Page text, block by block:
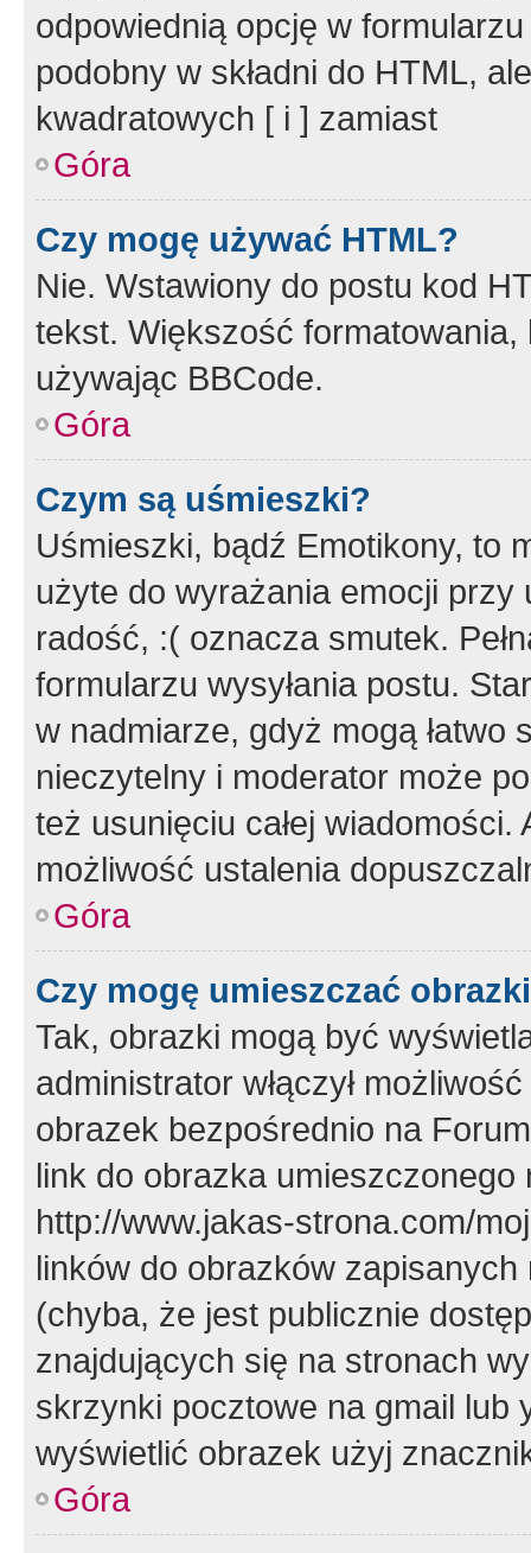
odpowiednią opcję w
podobny w składni do HTML,
kwadratowych [ i ] zamiast
Góra
Czy mogę używać HTML?
Nie. Wstawiony do postu kod
tekst. Większość
używając BBCode.
Góra
Czym są uśmieszki?
Uśmieszki, bądź Emotikony, to
użyte do wyrażania emocji
radość, :( oznacza smutek.
formularzu wysyłania postu.
w nadmiarze, gdyż mogą
nieczytelny i moderator może
też usunięciu całej
możliwość ustalenia
Góra
Czy mogę umieszczać
Tak, obrazki mogą być
administrator włączył
obrazek bezpośrednio na
link do obrazka
http://www.jakas-strona.com/
linków do obrazków
(chyba, że jest publicznie
znajdujących się na stronach
skrzynki pocztowe na gmail lub
wyświetlić obrazek użyj
Góra